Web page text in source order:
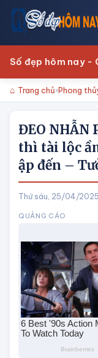
Trang chủ Phong
ĐEO NHẪN
thì tài lộc
ập đến –
Thứ sáu, 25/04/